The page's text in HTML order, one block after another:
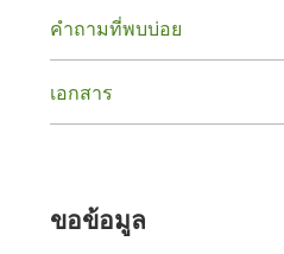
คําถามที่พบบ่อย
เอกสาร
ขอข้อมูล